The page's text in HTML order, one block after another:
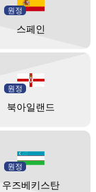
원정
스페인
원정
북아일랜드
원정
우즈베키스탄